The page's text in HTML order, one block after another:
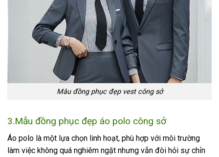
Mâu đồng phục đẹp vest công sở
3.Mẫu đồng phục đẹp áo polo công sở
Áo polo là một lựa chọn linh hoạt, phù hợp với môi trường
làm việc không quá nghiêm ngặt nhưng vẫn đòi hỏi sự chỉn